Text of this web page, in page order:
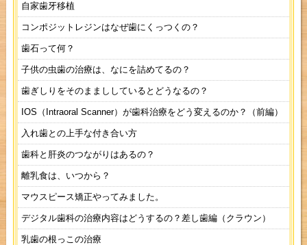
自家歯牙移植
コンポジットレジンはなぜ歯にくっつくの？
歯石って何？
子供の虫歯の治療は、なにを詰めてるの？
歯ぎしりをそのままししているとどうなるの？
IOS（Intraoral Scanner）が歯科治療をどう変えるのか？（前編）
入れ歯との上手な付き合い方
歯科と肝炎のつながりはあるの？
離乳食は、いつから？
マウスピース矯正やってみました。
デジタル歯科の治療内容はどうするの？差し歯編（クラウン）
乳歯の根っこの治療